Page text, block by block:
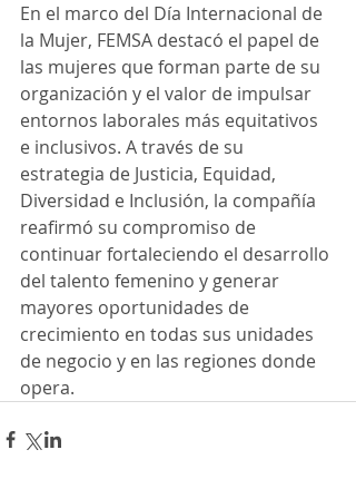
En el marco del Día Internacional de
la Mujer, FEMSA destacó el papel de
las mujeres que forman parte de su
organización y el valor de impulsar
entornos laborales más equitativos
e inclusivos. A través de su
estrategia de Justicia, Equidad,
Diversidad e Inclusión, la compañía
reafirmó su compromiso de
continuar fortaleciendo el desarrollo
del talento femenino y generar
mayores oportunidades de
crecimiento en todas sus unidades
de negocio y en las regiones donde
opera.